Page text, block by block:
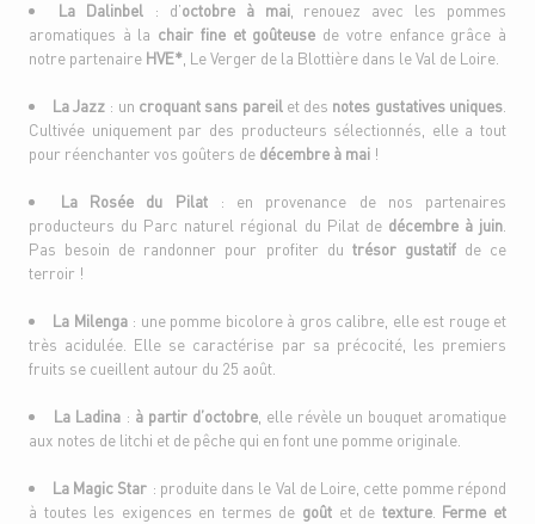
La Dalinbel : d’octobre à mai, renouez avec les pommes
aromatiques à la chair fine et goûteuse de votre enfance grâce à
notre partenaire HVE* , Le Verger de la Blottière dans le Val de Loire.
La Jazz : un croquant sans pareil et des notes gustatives uniques
Cultivée uniquement par des producteurs sélectionnés, elle a tout
pour réenchanter vos goûters de décembre à mai !
La Rosée du Pilat: en provenance de nos partenaires
producteurs du Parc naturel régional du Pilat de décembre à juin
Pas besoin de randonner pour profiter du trésor gustatif de ce
terroir !
La Milenga: une pomme bicolore à gros calibre, elle est rouge et
très acidulée. Elle se caractérise par sa précocité, les premiers
fruits se cueillent autour du 25 août.
La Ladina: à partir d’octobre, elle révèle un bouquet aromatique
aux notes de litchi et de pêche qui en font une pomme originale.
La Magic Star : produite dans le Val de Loire, cette pomme répond
à toutes les exigences en termes de goût et de texture. Ferme et